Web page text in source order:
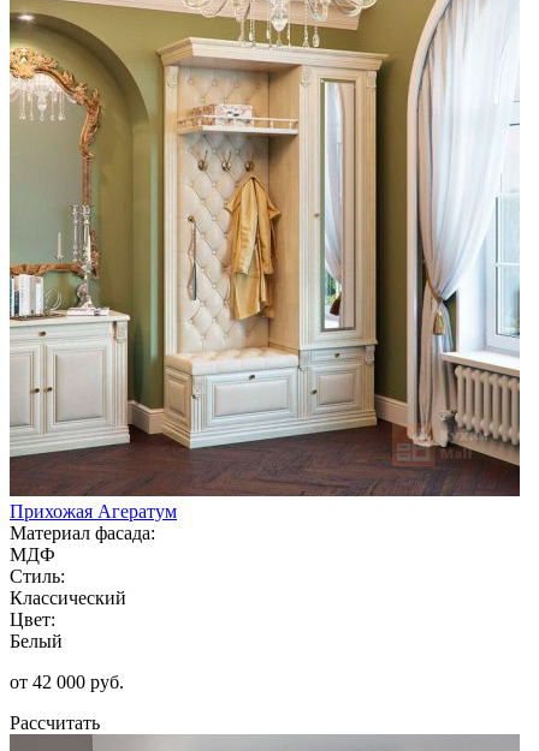
Прихожая Агератум
Материал фасада:
МДФ
Стиль:
Классический
Цвет:
Белый
от 42 000 руб.
Рассчитать